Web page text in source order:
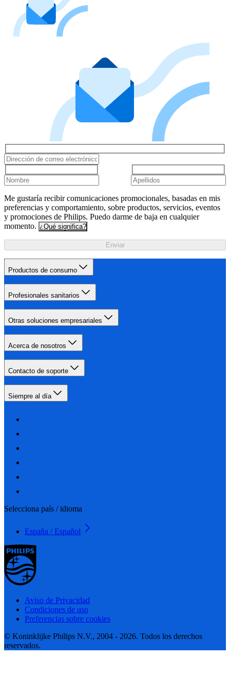
Me gustaría recibir comunicaciones promocionales, basadas en mis
preferencias y comportamiento, sobre productos, servicios, eventos
y promociones de Philips. Puedo darme de baja en cualquier
momento. ¿Qué significa?
Enviar
Productos de consumo
Profesionales sanitarios
Otras soluciones empresariales
Acerca de nosotros
Contacto de soporte
Siempre al día
Selecciona país / idioma
España / Español
Aviso de Privacidad
Condiciones de uso
Preferencias sobre cookies
© Koninklijke Philips N.V., 2004 - 2026. Todos los derechos
reservados.